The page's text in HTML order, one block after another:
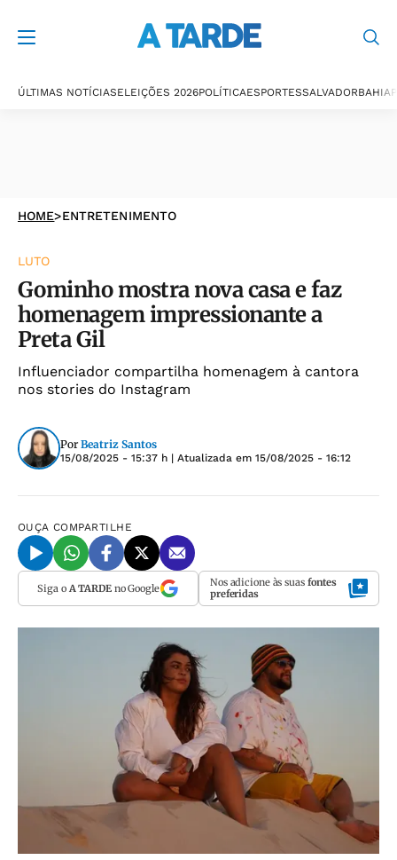
ÚLTIMAS NOTÍCIASELEIÇÕES 2026POLÍTICAESPORTESSALVADORBAHIA
HOME>ENTRETENIMENTO
LUTO
Gominho mostra nova casa e faz
homenagem impressionante a
Preta Gil
Influenciador compartilha homenagem à cantora
nos stories do Instagram
Por Beatriz Santos
15/08/2025 - 15:37 h | Atualizada em 15/08/2025 - 16:12
OUÇA COMPARTILHE
Siga o A TARDEno Google Nos adicione às suas fontes
preferidas